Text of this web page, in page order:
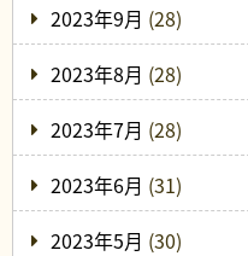
2023年9月 (28)
2023年8月 (28)
2023年7月 (28)
2023年6月 (31)
2023年5月 (30)